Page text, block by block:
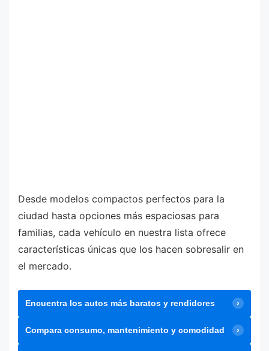
Desde modelos compactos perfectos para la
ciudad hasta opciones más espaciosas para
familias, cada vehículo en nuestra lista ofrece
características únicas que los hacen sobresalir en
el mercado.
Encuentra los autos más baratos y rendidores
Compara consumo, mantenimiento y comodidad